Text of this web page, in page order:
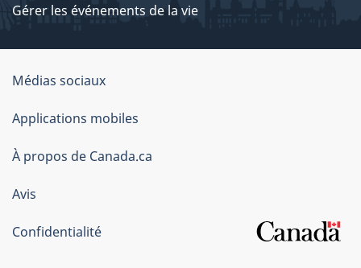
Gérer les événements de la vie
Organisation
du
gouvernement
du
Canada
Médias sociaux
Applications mobiles
À propos de Canada.ca
Avis
Confidentialité